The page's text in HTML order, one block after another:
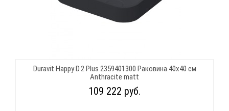
Duravit Happy D.2 Plus 2359401300 Раковина 40х40 см
Anthracite matt
109 222 руб.